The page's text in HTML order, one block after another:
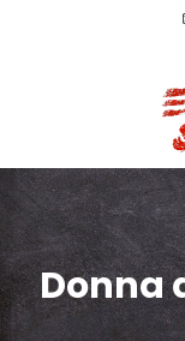
Donna